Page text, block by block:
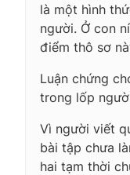
là một hình
người. Ở con
điểm thô sơ
Luận chứng
trong lốp
Vì người viết
bài tập chưa
hai tạm thời